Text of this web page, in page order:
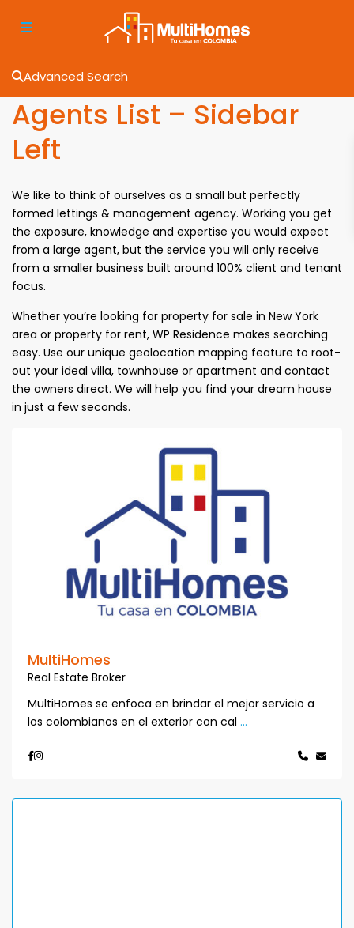
Advanced Search
Agents List – Sidebar
Left
We like to think of ourselves as a small but perfectly
formed lettings & management agency. Working you get
the exposure, knowledge and expertise you would expect
from a large agent, but the service you will only receive
from a smaller business built around 100% client and tenant
focus.
Whether you’re looking for property for sale in New York
area or property for rent, WP Residence makes searching
easy. Use our unique geolocation mapping feature to root-
out your ideal villa, townhouse or apartment and contact
the owners direct. We will help you find your dream house
in just a few seconds.
MultiHomes
Real Estate Broker
MultiHomes se enfoca en brindar el mejor servicio a
los colombianos en el exterior con cal ...